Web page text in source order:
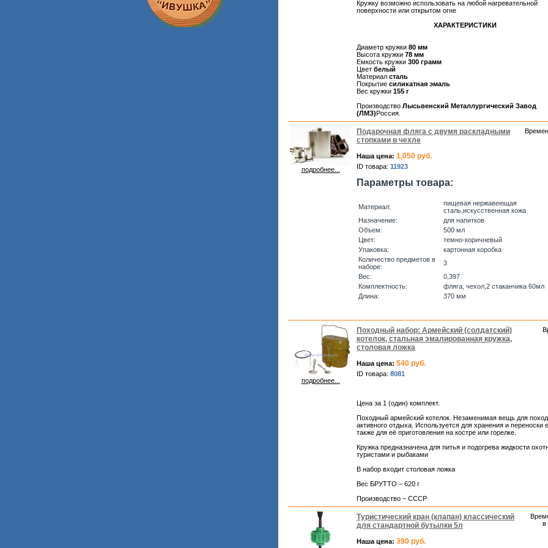
Кружку возможно использовать на любой нагревательной
поверхности или открытом огне
ХАРАКТЕРИСТИКИ
Диаметр кружки 80 мм
Высота кружки 78 мм
Емкость кружки 300 грамм
Цвет белый
Материал сталь
Покрытие силикатная эмаль
Вес кружки 155 г
Производство Лысьвенский Металлургический Завод
(ЛМЗ)Россия.
подробнее...
Подарочная фляга с двумя раскладными
стопками в чехле
Наша цена: 1,050 руб.
ID товара: 11923
Параметры товара:
Материал:
пищевая нержавеющая
сталь,искусственная кожа
Назначение:
для напитков
Объем:
500 мл
Цвет:
темно-коричневый
Упаковка:
картонная коробка
Количество предметов в
наборе:
3
Вес:
0,397
Комплектность:
фляга, чехол,2 стаканчика 60мл
Длина:
370 мм
подробнее...
Походный набор: Армейский (солдатский)
котелок, стальная эмалированная кружка,
столовая ложка
Наша цена: 540 руб.
ID товара: 8081
Цена за 1 (один) комплект.
Походный армейский котелок. Незаменимая вещь для
активного отдыха. Используется для хранения и переноски
также для её приготовления на костре или горелке.
Кружка предназначена для питья и подогрева жидкости
туристами и рыбаками
В набор входит столовая ложка
Вес БРУТТО – 620 г
Производство – СССР
Туристический кран (клапан) классический
для стандартной бутылки 5л
Наша цена: 390 руб.
в